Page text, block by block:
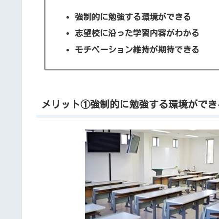
強制的に勉強する環境ができる
志望校に沿った学習内容がわかる
モチベーション維持が期待できる
メリット①強制的に勉強する環境ができ